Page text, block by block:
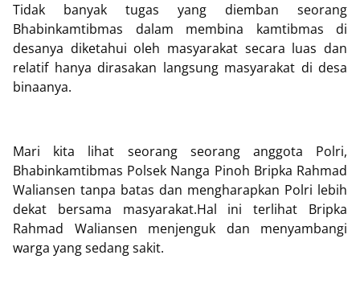
Tidak banyak tugas yang diemban seorang
Bhabinkamtibmas dalam membina kamtibmas di
desanya diketahui oleh masyarakat secara luas dan
relatif hanya dirasakan langsung masyarakat di desa
binaanya.
Mari kita lihat seorang seorang anggota Polri,
Bhabinkamtibmas Polsek Nanga Pinoh Bripka Rahmad
Waliansen tanpa batas dan mengharapkan Polri lebih
dekat bersama masyarakat.Hal ini terlihat Bripka
Rahmad Waliansen menjenguk dan menyambangi
warga yang sedang sakit.